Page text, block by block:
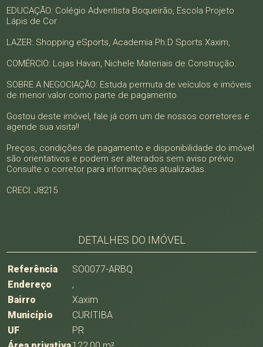
EDUCAÇÃO: Colégio Adventista Boqueirão, Escola Projeto
Lápis de Cor
LAZER: Shopping eSports, Academia Ph.D Sports Xaxim,
COMÉRCIO: Lojas Havan, Nichele Materiais de Construção.
SOBRE A NEGOCIAÇÃO: Estuda permuta de veículos e imóveis
de menor valor como parte de pagamento
Gostou deste imóvel, fale já com um de nossos corretores e
agende sua visita!!
Preços, condições de pagamento e disponibilidade do imóvel
são orientativos e podem ser alterados sem aviso prévio.
Consulte o corretor para informações atualizadas.
CRECI: J8215
DETALHES DO IMÓVEL
Referência
SO0077-ARBQ
Endereço
,
Bairro
Xaxim
Município
CURITIBA
UF
PR